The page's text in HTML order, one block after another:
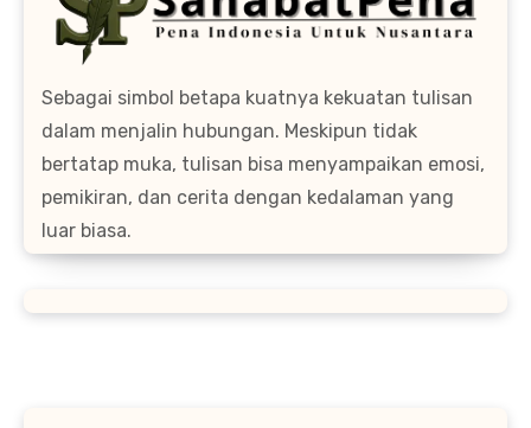
Sebagai simbol betapa kuatnya kekuatan tulisan
dalam menjalin hubungan. Meskipun tidak
bertatap muka, tulisan bisa menyampaikan emosi,
pemikiran, dan cerita dengan kedalaman yang
luar biasa.